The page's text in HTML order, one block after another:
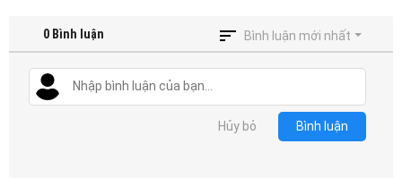
0 Bình luận Bình luận mới nhất
Hủy bỏ Bình luận